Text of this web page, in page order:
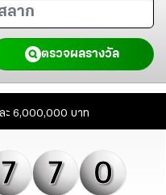
ตรวจผลรางวัล
ะ 6,000,000 บาท
7 7 0